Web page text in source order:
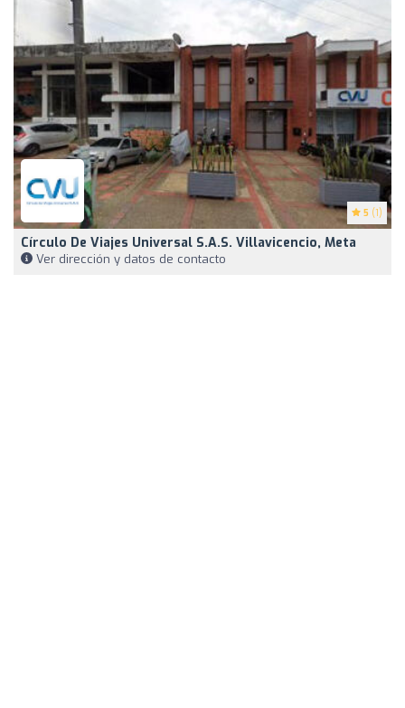
5 (1)
Círculo De Viajes Universal S.A.S. Villavicencio, Meta
Ver dirección y datos de contacto